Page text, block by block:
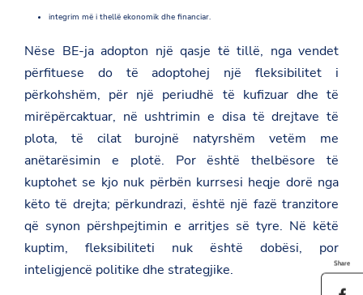
integrim më i thellë ekonomik dhe financiar.
Nëse BE-ja adopton një qasje të tillë, nga vendet
përfituese do të adoptohej një fleksibilitet i
përkohshëm, për një periudhë të kufizuar dhe të
mirëpërcaktuar, në ushtrimin e disa të drejtave të
plota, të cilat burojnë natyrshëm vetëm me
anëtarësimin e plotë. Por është thelbësore të
kuptohet se kjo nuk përbën kurrsesi heqje dorë nga
këto të drejta; përkundrazi, është një fazë tranzitore
që synon përshpejtimin e arritjes së tyre. Në këtë
kuptim, fleksibiliteti nuk është dobësi, por
inteligjencë politike dhe strategjike.
Share